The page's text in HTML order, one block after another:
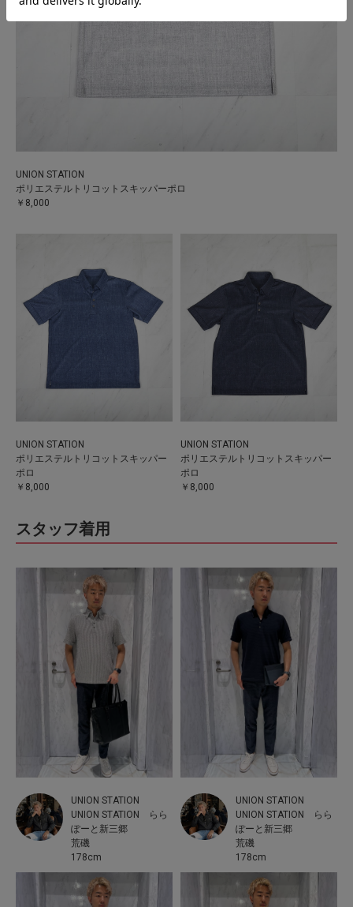
UNION STATION
ポリエステルトリコットスキッパーポロ
￥8,000
UNION STATION
ポリエステルトリコットスキッパー
ポロ
￥8,000
UNION STATION
ポリエステルトリコットスキッパー
ポロ
￥8,000
スタッフ着用
UNION STATION
UNION STATION らら
ぽーと新三郷
荒磯
178cm
UNION STATION
UNION STATION らら
ぽーと新三郷
荒磯
178cm